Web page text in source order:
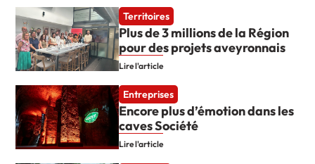
Territoires
Plus de 3 millions de la Région
pour des projets aveyronnais
Lire l'article
Entreprises
Encore plus d’émotion dans les
caves Société
Lire l'article